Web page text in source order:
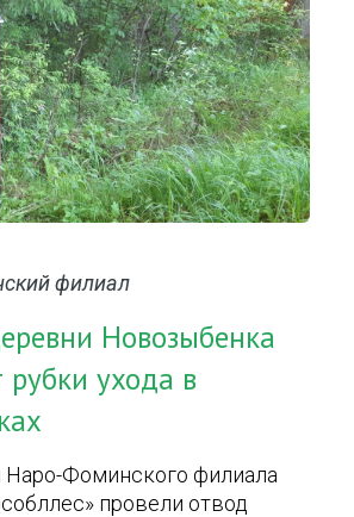
филиал
Новозыбенка
рубки ухода в
Наро-Фоминского филиала
провели отвод